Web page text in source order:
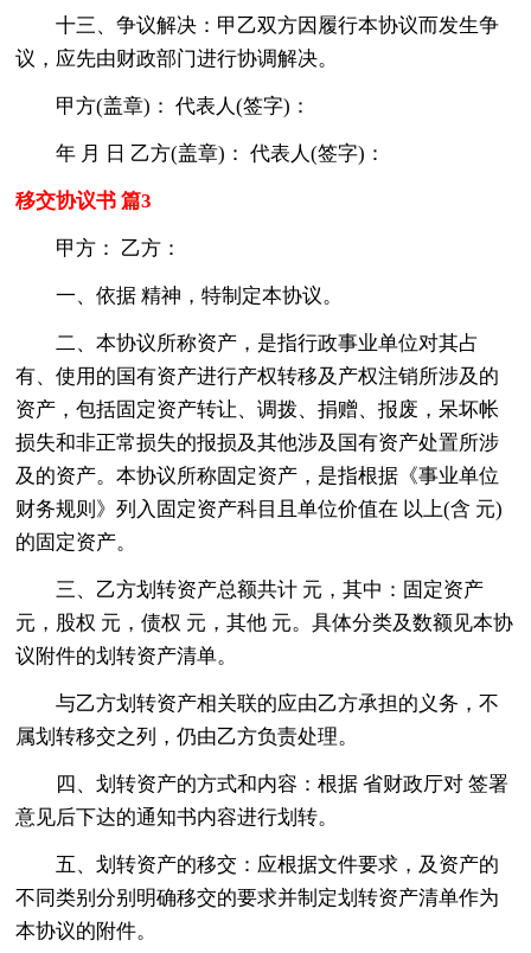
十三、争议解决：甲乙双方因履行本协议而发生争
议，应先由财政部门进行协调解决。
甲方(盖章)： 代表人(签字)：
年 月 日 乙方(盖章)： 代表人(签字)：
移交协议书 篇3
甲方： 乙方：
一、依据 精神，特制定本协议。
二、本协议所称资产，是指行政事业单位对其占
有、使用的国有资产进行产权转移及产权注销所涉及的
资产，包括固定资产转让、调拨、捐赠、报废，呆坏帐
损失和非正常损失的报损及其他涉及国有资产处置所涉
及的资产。本协议所称固定资产，是指根据《事业单位
财务规则》列入固定资产科目且单位价值在 以上(含 元)
的固定资产。
三、乙方划转资产总额共计 元，其中：固定资产
元，股权 元，债权 元，其他 元。具体分类及数额见本协
议附件的划转资产清单。
与乙方划转资产相关联的应由乙方承担的义务，不
属划转移交之列，仍由乙方负责处理。
四、划转资产的方式和内容：根据 省财政厅对 签署
意见后下达的通知书内容进行划转。
五、划转资产的移交：应根据文件要求，及资产的
不同类别分别明确移交的要求并制定划转资产清单作为
本协议的附件。